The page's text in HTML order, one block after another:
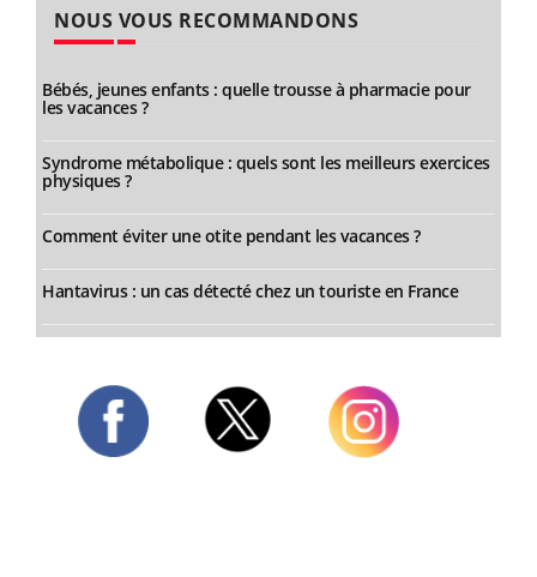
NOUS VOUS RECOMMANDONS
Bébés, jeunes enfants : quelle trousse à pharmacie pour
les vacances ?
Syndrome métabolique : quels sont les meilleurs exercices
physiques ?
Comment éviter une otite pendant les vacances ?
Hantavirus : un cas détecté chez un touriste en France